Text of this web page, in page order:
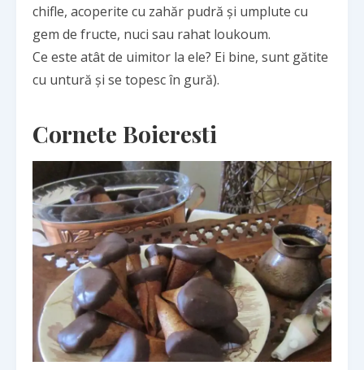
chifle, acoperite cu zahăr pudră și umplute cu
gem de fructe, nuci sau rahat loukoum.
Ce este atât de uimitor la ele? Ei bine, sunt gătite
cu untură și se topesc în gură).
Cornete Boieresti